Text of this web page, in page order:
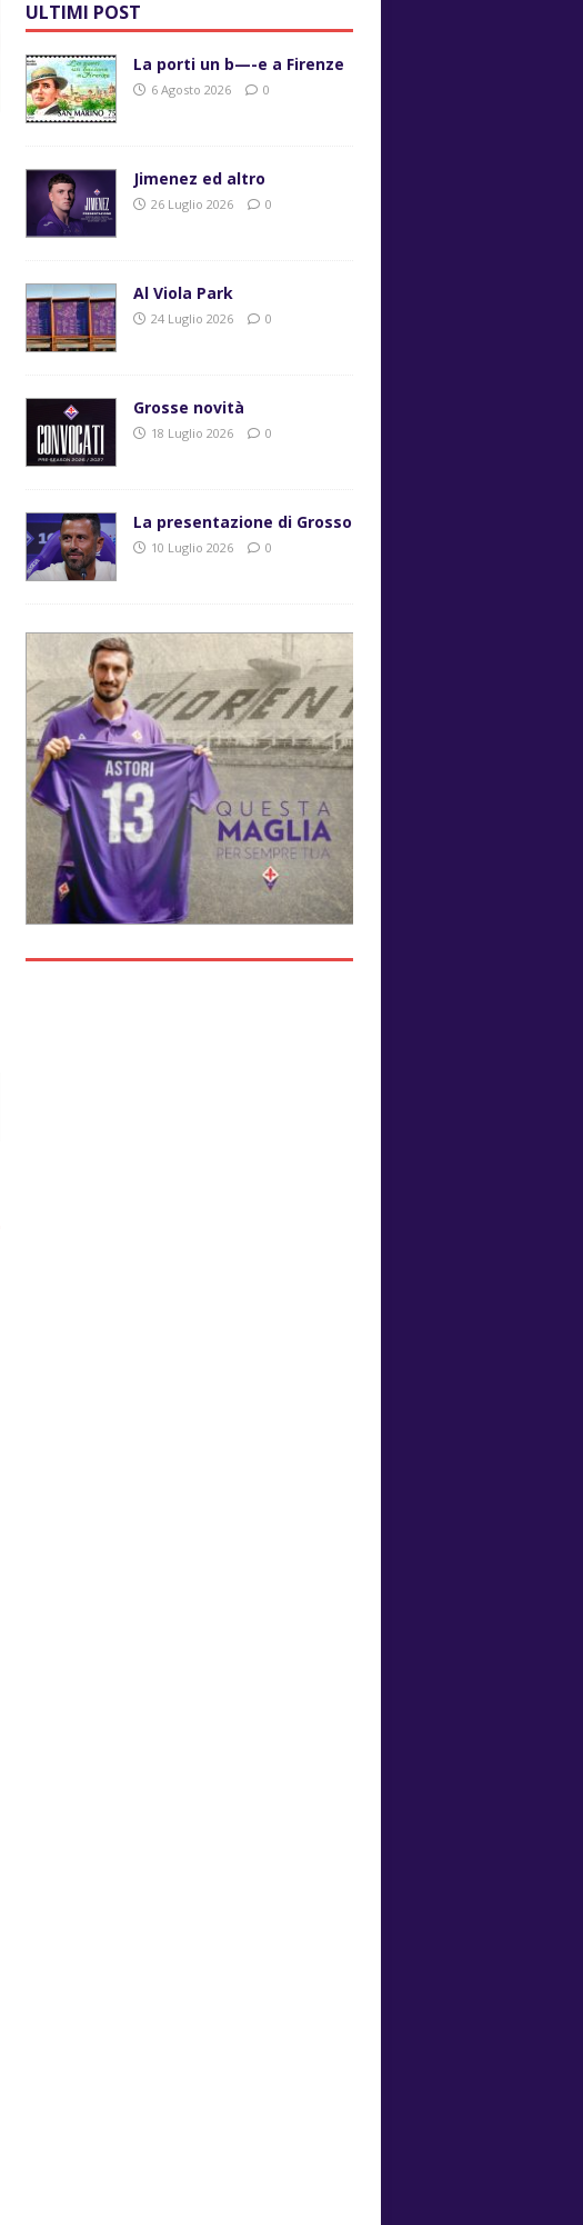
ULTIMI POST
La porti un b—-e a Firenze
6 Agosto 2026 0
Jimenez ed altro
26 Luglio 2026 0
Al Viola Park
24 Luglio 2026 0
Grosse novità
18 Luglio 2026 0
La presentazione di Grosso
10 Luglio 2026 0